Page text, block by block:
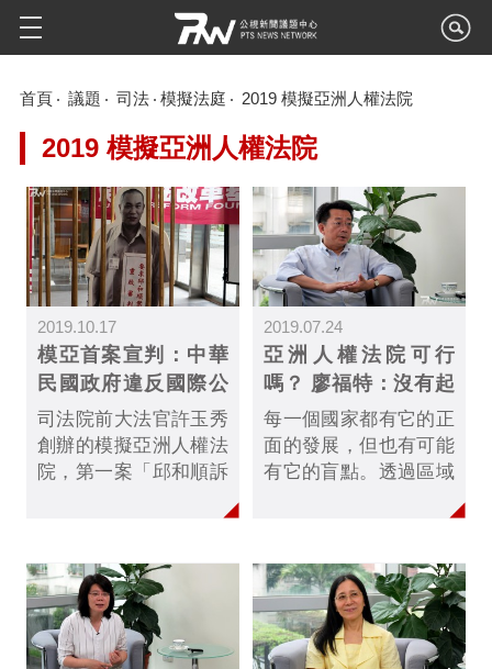
首頁 議題 司法 模擬法庭 2019 模擬亞洲人權法院
2019 模擬亞洲人權法院
2019.10.17
模亞首案宣判：中華
民國政府違反國際公
約、邱和順生命權受
不法侵害
司法院前大法官許玉秀
創辦的模擬亞洲人權法
院，第一案「邱和順訴
判，合議庭指出，邱和
程中，因法院程序顯而
易見嚴重失靈，權利受
到侵害，七位法官一致
決議：要求最高法院重
2019.07.24
亞洲人權法院可行
嗎？ 廖福特：沒有起
點就沒有後續發展
每一個國家都有它的正
面的發展，但也有可能
有它的盲點。透過區域
院的審查，能夠讓每一
保障的議題與政策，進
而提升每一個國家對人
權的保障.....